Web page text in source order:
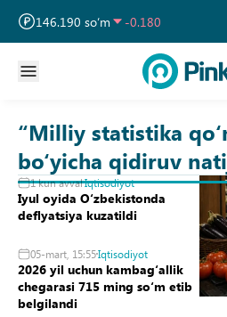
146.190 so‘m
-0.180
11 915.640 so‘m
28.920
“Milliy statistika
bo‘yicha qidiruv
1 kun avvalIqtisodiyot
Iyul oyida Oʻzbekistonda
deflyatsiya kuzatildi
05-mart, 15:55Iqtisodiyot
2026 yil uchun kambagʻallik
chegarasi 715 ming soʻm etib
belgilandi